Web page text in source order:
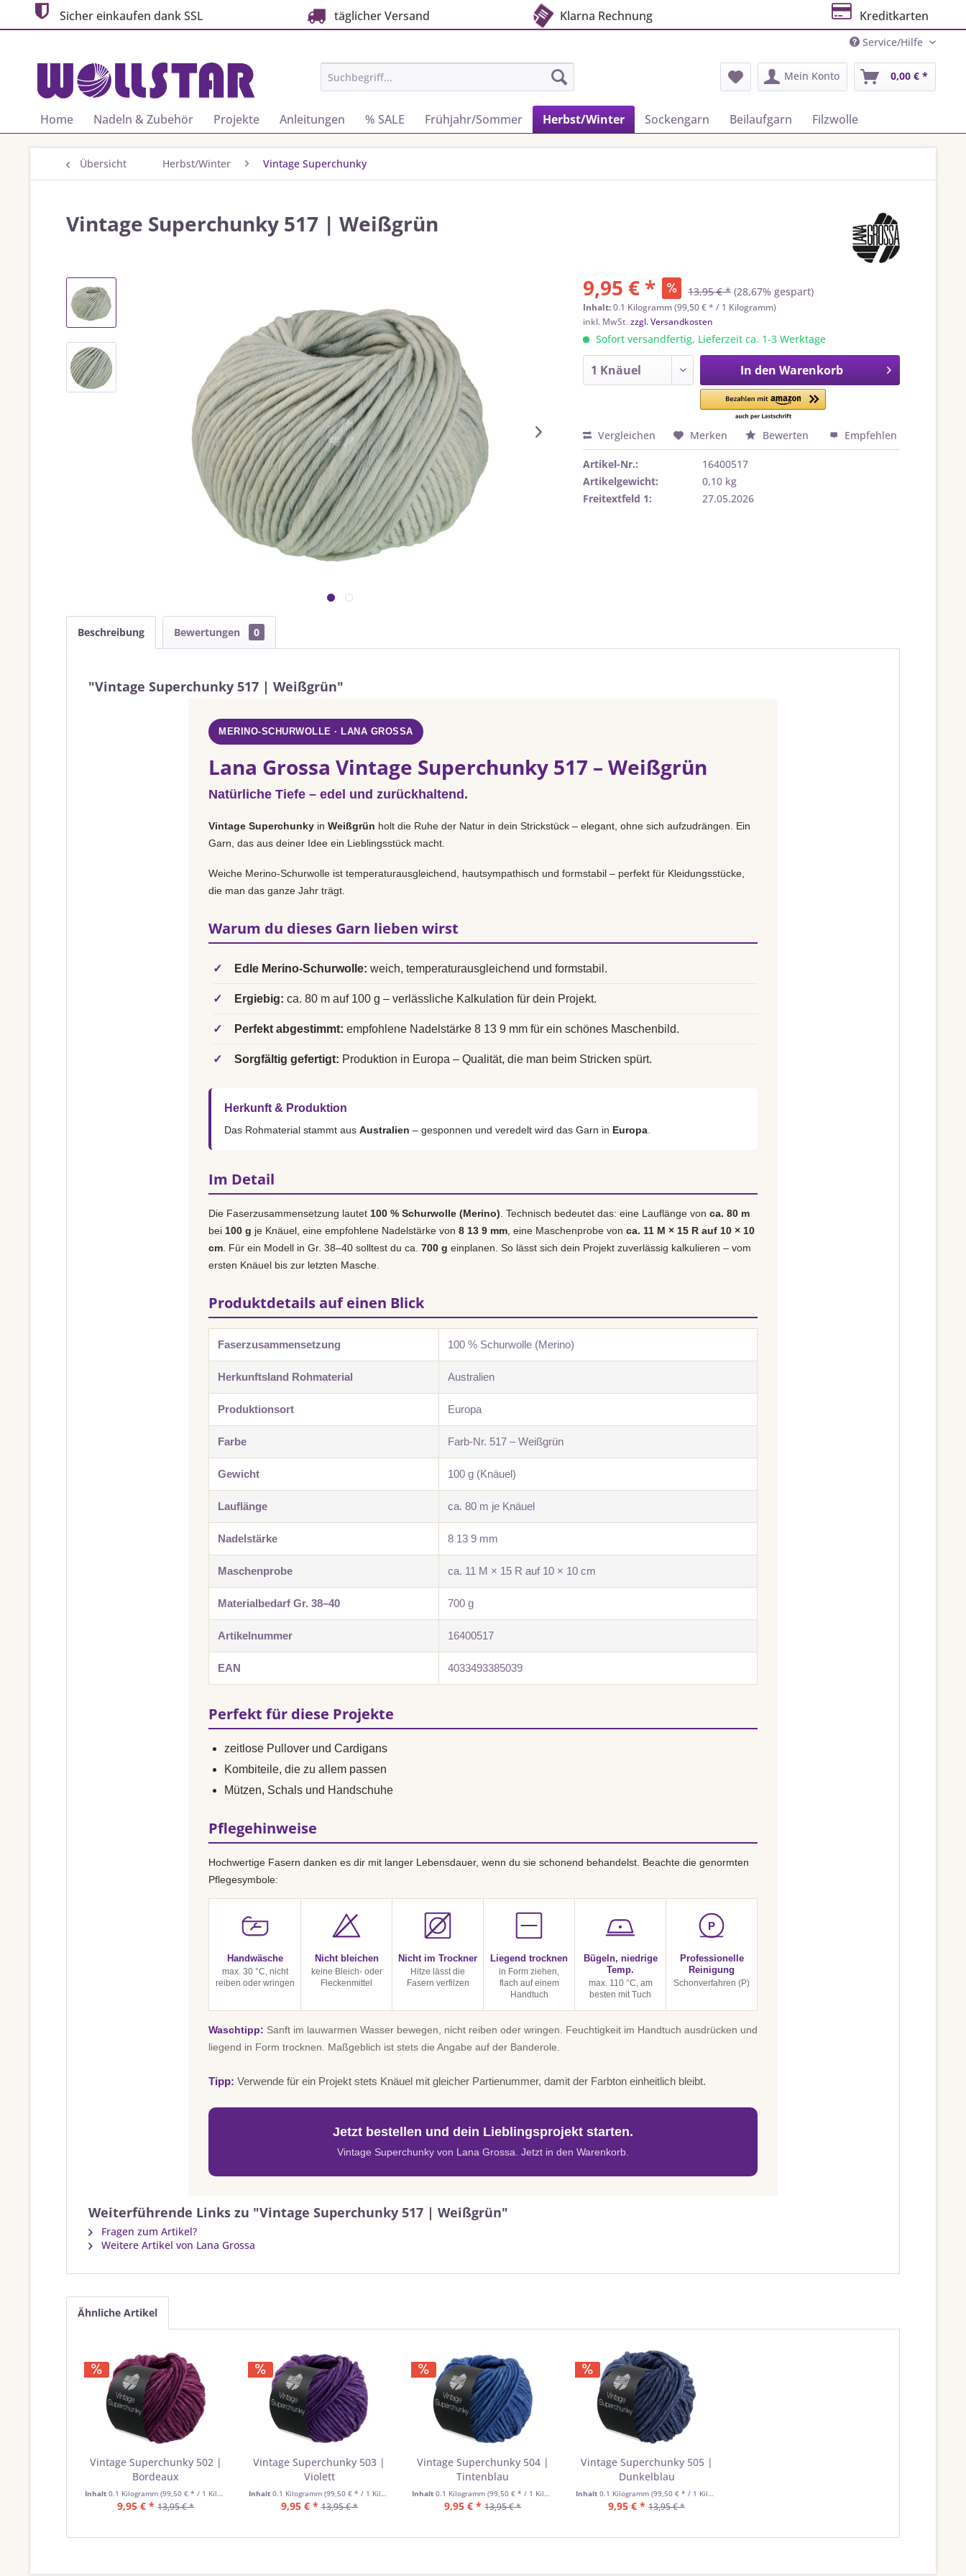
Sicher einkaufen dank SSL täglicher Versand Klarna Rechnung Kreditkarten
Service/Hilfe
Mein Konto 0,00 € *
Home Nadeln & Zubehör Projekte Anleitungen % SALE Frühjahr/Sommer Herbst/Winter Sockengarn Beilaufgarn Filzwolle
Übersicht Herbst/Winter Vintage Superchunky
Vintage Superchunky 517 | Weißgrün
9,95 € * 13,95 € * (28,67% gespart)
Inhalt:0.1 Kilogramm (99,50 € * / 1 Kilogramm)
inkl. MwSt.zzgl. Versandkosten
Sofort versandfertig, Lieferzeit ca. 1-3 Werktage
In den Warenkorb
Vergleichen Merken Bewerten Empfehlen
Artikel-Nr.:
16400517
Artikelgewicht:
0,10 kg
Freitextfeld 1:
27.05.2026
Beschreibung Bewertungen 0
"Vintage Superchunky 517 | Weißgrün"
MERINO-SCHURWOLLE · LANA GROSSA
Lana Grossa Vintage Superchunky 517 – Weißgrün
Natürliche Tiefe – edel und zurückhaltend.
Vintage Superchunky in Weißgrün holt die Ruhe der Natur in dein Strickstück – elegant, ohne sich aufzudrängen. Ein
Garn, das aus deiner Idee ein Lieblingsstück macht.
Weiche Merino-Schurwolle ist temperaturausgleichend, hautsympathisch und formstabil – perfekt für Kleidungsstücke,
die man das ganze Jahr trägt.
Warum du dieses Garn lieben wirst
✓ Edle Merino-Schurwolle: weich, temperaturausgleichend und formstabil.
✓ Ergiebig: ca. 80 m auf 100 g – verlässliche Kalkulation für dein Projekt.
✓ Perfekt abgestimmt: empfohlene Nadelstärke 8 13 9 mm für ein schönes Maschenbild.
✓ Sorgfältig gefertigt: Produktion in Europa – Qualität, die man beim Stricken spürt.
Herkunft & Produktion
Das Rohmaterial stammt aus Australien – gesponnen und veredelt wird das Garn in Europa
Im Detail
Die Faserzusammensetzung lautet 100 % Schurwolle (Merino) . Technisch bedeutet das: eine Lauflänge von ca. 80 m
bei 100 g je Knäuel, eine empfohlene Nadelstärke von 8 13 9 mm , eine Maschenprobe von ca. 11 M × 15 R auf 10 × 10
cm . Für ein Modell in Gr. 38–40 solltest du ca. 700 g einplanen. So lässt sich dein Projekt zuverlässig kalkulieren – vom
ersten Knäuel bis zur letzten Masche.
Produktdetails auf einen Blick
Faserzusammensetzung 100 % Schurwolle (Merino)
Herkunftsland Rohmaterial Australien
Produktionsort Europa
Farbe Farb-Nr. 517 – Weißgrün
Gewicht 100 g (Knäuel)
Lauflänge ca. 80 m je Knäuel
Nadelstärke 8 13 9 mm
Maschenprobe ca. 11 M × 15 R auf 10 × 10 cm
Materialbedarf Gr. 38–40 700 g
Artikelnummer 16400517
EAN 4033493385039
Perfekt für diese Projekte
zeitlose Pullover und Cardigans
Kombiteile, die zu allem passen
Mützen, Schals und Handschuhe
Pflegehinweise
Hochwertige Fasern danken es dir mit langer Lebensdauer, wenn du sie schonend behandelst. Beachte die genormten
Pflegesymbole:
Handwäsche
max. 30 °C, nicht
reiben oder wringen
Nicht bleichen
keine Bleich- oder
Fleckenmittel
Nicht im Trockner
Hitze lässt die
Fasern verfilzen
Liegend trocknen
in Form ziehen,
flach auf einem
Handtuch
Bügeln, niedrige
Temp.
max. 110 °C, am
besten mit Tuch
P
Professionelle
Reinigung
Schonverfahren (P)
Waschtipp: Sanft im lauwarmen Wasser bewegen, nicht reiben oder wringen. Feuchtigkeit im Handtuch ausdrücken und
liegend in Form trocknen. Maßgeblich ist stets die Angabe auf der Banderole.
Tipp: Verwende für ein Projekt stets Knäuel mit gleicher Partienummer, damit der Farbton einheitlich bleibt.
Jetzt bestellen und dein Lieblingsprojekt starten.
Vintage Superchunky von Lana Grossa. Jetzt in den Warenkorb.
Weiterführende Links zu "Vintage Superchunky 517 | Weißgrün"
Fragen zum Artikel?
Weitere Artikel von Lana Grossa
Ähnliche Artikel
Vintage Superchunky 502 |
Bordeaux
Inhalt 0.1 Kilogramm (99,50 € * / 1 Kilogramm)
9,95 € * 13,95 € *
Vintage Superchunky 503 |
Violett
Inhalt 0.1 Kilogramm (99,50 € * / 1 Kilogramm)
9,95 € * 13,95 € *
Vintage Superchunky 504 |
Tintenblau
Inhalt0.1 Kilogramm(99,50 € * / 1 Kilogramm)
9,95 € * 13,95 € *
Vintage Superchunky 505 |
Dunkelblau
Inhalt 0.1 Kilogramm (99,50 € * / 1 Kilogramm)
9,95 € * 13,95 € *